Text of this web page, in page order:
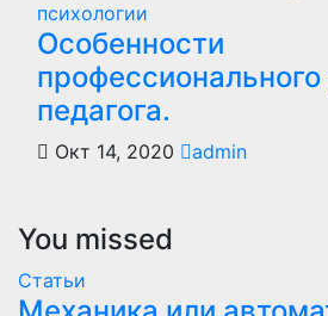
психологии
Особенности
профессионального
педагога.
Окт 14, 2020 admin
You missed
Статьи